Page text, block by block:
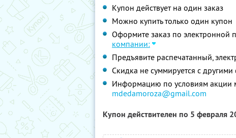
Купон действует на один заказ
Можно купить только один купон
Оформите заказ по электронной
компании:
Предъявите распечатанный,
Скидка не суммируется с
Информацию по условиям акции
mdedamoroza@gmail.com
Купон действителен по 5 февраля